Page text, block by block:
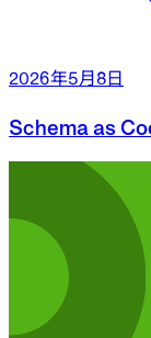
2026年5月8日
Schema as